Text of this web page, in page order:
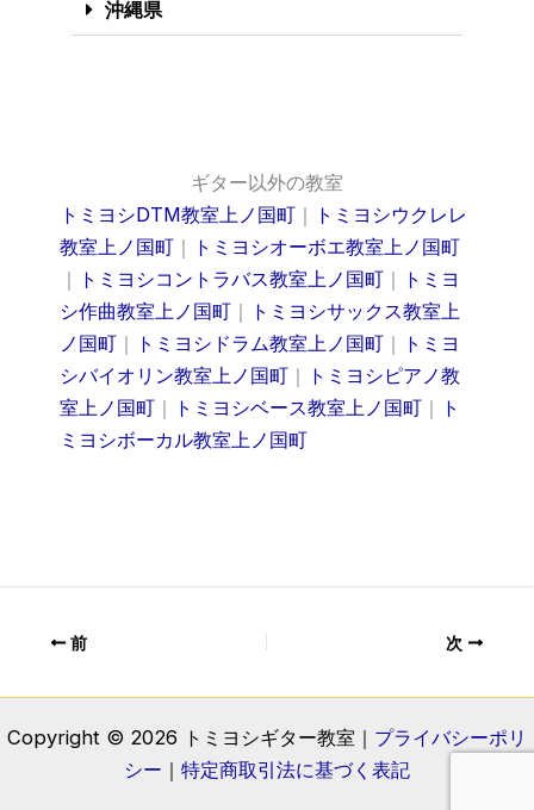
沖縄県
ギター以外の教室
トミヨシDTM教室上ノ国町 ｜ トミヨシウクレレ
教室上ノ国町 ｜ トミヨシオーボエ教室上ノ国町
｜ トミヨシコントラバス教室上ノ国町 ｜ トミヨ
シ作曲教室上ノ国町 ｜ トミヨシサックス教室上
ノ国町 ｜ トミヨシドラム教室上ノ国町 ｜ トミヨ
シバイオリン教室上ノ国町 ｜ トミヨシピアノ教
室上ノ国町 ｜ トミヨシベース教室上ノ国町 ｜ ト
ミヨシボーカル教室上ノ国町
前 次
Copyright © 2026 トミヨシギター教室｜ プライバシーポリ
シー ｜ 特定商取引法に基づく表記